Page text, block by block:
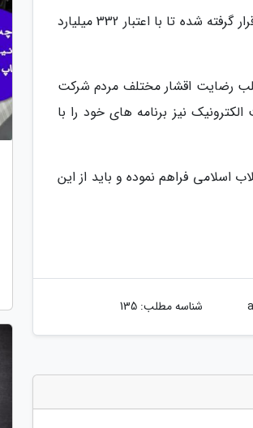
خدایی افزود: در این راستا دو پروژه گازرسانی در محورهای صنعتی استان در دستور کار قرار گرفته شده تا با اعتبار 332 میلیارد
رضایت اقشار مختلف مردم شرکت
نیز برنامه های خود را با
اسلامی فراهم نموده و باید از این
شناسه مطلب: 135